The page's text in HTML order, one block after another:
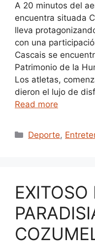
A 20 minutos del
encuentra situada
lleva
con una
Cascais se
Patrimonio de la
Los atletas,
dieron el lujo de
Read more
Categories
Deporte,